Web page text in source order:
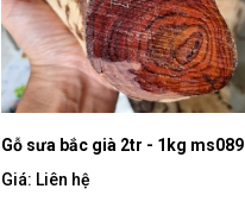
Gỗ sưa bắc già 2tr - 1kg ms089
Giá: Liên hệ